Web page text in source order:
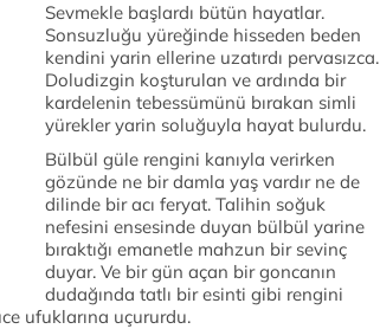
Sevmekle başlardı bütün hayatlar.
Sonsuzluğu yüreğinde hisseden beden
kendini yarin ellerine uzatırdı pervasızca.
Doludizgin koşturulan ve ardında bir
kardelenin tebessümünü bırakan simli
yürekler yarin soluğuyla hayat bulurdu.
Bülbül güle rengini kanıyla verirken
gözünde ne bir damla yaş vardır ne de
dilinde bir acı feryat. Talihin soğuk
nefesini ensesinde duyan bülbül yarine
bıraktığı emanetle mahzun bir sevinç
duyar. Ve bir gün açan bir goncanın
dudağında tatlı bir esinti gibi rengini
ufuklarına uçururdu.